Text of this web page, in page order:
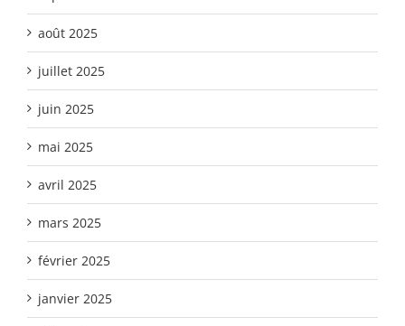
août 2025
juillet 2025
juin 2025
mai 2025
avril 2025
mars 2025
février 2025
janvier 2025